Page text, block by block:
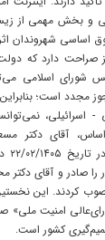
و بخش مهمی از
اساسی شهروندان
نیز صراحت دارد
اسلامی
مجدد است؛
- اسرائیلی،
آقای دکتر
صادر و آقای دکتر
کردند. این
امنیت ملی»
کشور است.